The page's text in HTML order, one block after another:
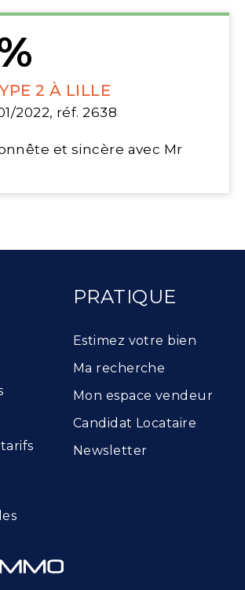
2 À LILLE
2022, réf. 2638
et sincère avec Mr
PRATIQUE
Estimez votre bien
Ma recherche
Mon espace vendeur
Candidat Locataire
Newsletter